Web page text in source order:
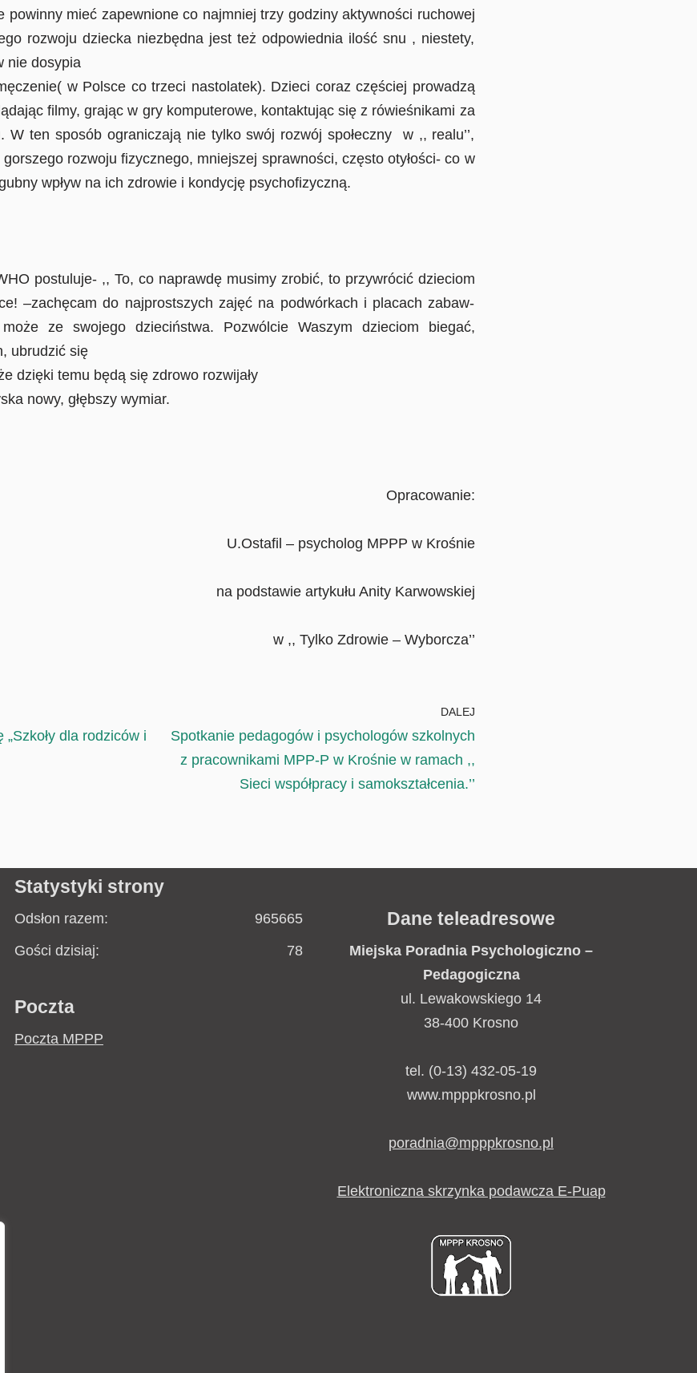
powinny mieć zapewnione co najmniej trzy godziny aktywności ruchowej
rozwoju dziecka niezbędna jest też odpowiednia ilość snu , niestety,
nie dosypia
w Polsce co trzeci nastolatek). Dzieci coraz częściej prowadzą
filmy, grając w gry komputerowe, kontaktując się z rówieśnikami za
W ten sposób ograniczają nie tylko swój rozwój społeczny w ,, realu’’,
rozwoju fizycznego, mniejszej sprawności, często otyłości- co w
wpływ na ich zdrowie i kondycję psychofizyczną.
postuluje- ,, To, co naprawdę musimy zrobić, to przywrócić dzieciom
–zachęcam do najprostszych zajęć na podwórkach i placach zabaw-
ze swojego dzieciństwa. Pozwólcie Waszym dzieciom biegać,
ubrudzić się
dzięki temu będą się zdrowo rozwijały
nowy, głębszy wymiar.
Opracowanie:
U.Ostafil – psycholog MPPP w Krośnie
artykułu Anity Karwowskiej
Tylko Zdrowie – Wyborcza’’
dla rodziców i
DALEJ
Spotkanie pedagogów i psychologów szkolnych
z pracownikami MPP-P w Krośnie w ramach ,,
Sieci współpracy i samokształcenia.’’
Statystyki strony
965665
Odsłon razem:
78
Gości dzisiaj:
Poczta
Poczta MPPP
Dane teleadresowe
Miejska Poradnia Psychologiczno –
Pedagogiczna
ul. Lewakowskiego 14
38-400 Krosno
tel. (0-13) 432-05-19
www.mpppkrosno.pl
poradnia@mpppkrosno.pl
Elektroniczna skrzynka podawcza E-Puap